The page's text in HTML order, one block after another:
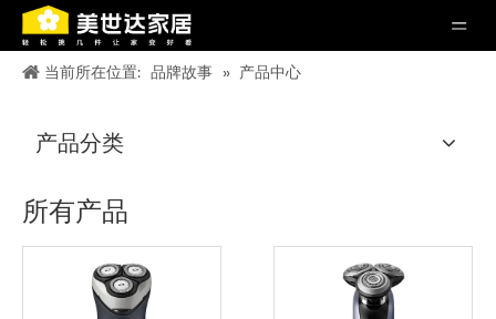
当前所在位置: 品牌故事 » 产品中心
产品分类
所有产品